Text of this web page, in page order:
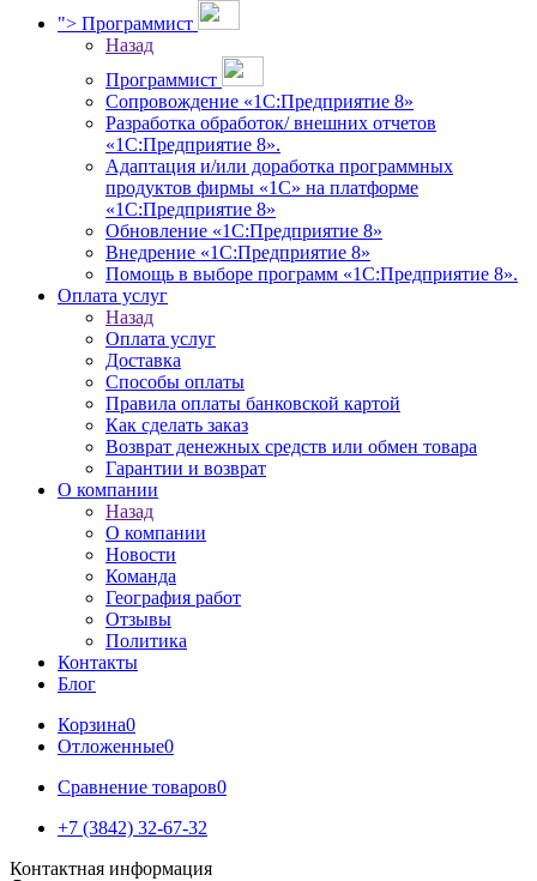
"> Программист
Назад
Программист
Сопровождение «1С:Предприятие 8»
Разработка обработок/ внешних отчетов
«1С:Предприятие 8».
Адаптация и/или доработка программных
продуктов фирмы «1С» на платформе
«1С:Предприятие 8»
Обновление «1С:Предприятие 8»
Внедрение «1С:Предприятие 8»
Помощь в выборе программ «1С:Предприятие 8».
Оплата услуг
Назад
Оплата услуг
Доставка
Способы оплаты
Правила оплаты банковской картой
Как сделать заказ
Возврат денежных средств или обмен товара
Гарантии и возврат
О компании
Назад
О компании
Новости
Команда
География работ
Отзывы
Политика
Контакты
Блог
Корзина0
Отложенные0
Сравнение товаров0
+7 (3842) 32-67-32
Контактная информация